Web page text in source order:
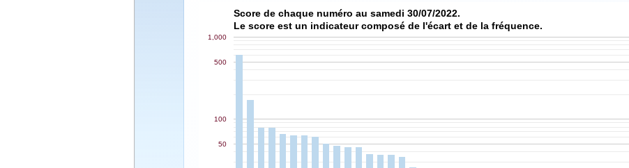
Score de chaque numéro au samedi 30/07/2022.
Le score est un indicateur composé de l'écart et de la fréquence.
50
100
500
1,000